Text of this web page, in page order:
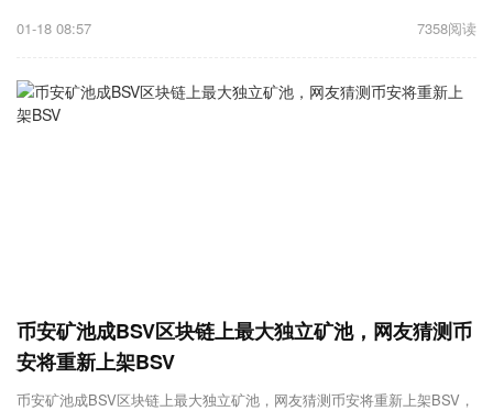
01-18 08:57 7358阅读
币安矿池成BSV区块链上最大独立矿池，网友猜测币
安将重新上架BSV
币安矿池成BSV区块链上最大独立矿池，网友猜测币安将重新上架BSV，